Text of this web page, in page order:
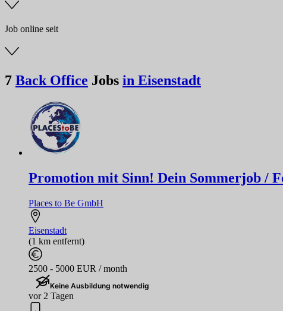
Job online seit
7 Back Office Jobs in Eisenstadt
Promotion mit Sinn! Dein Sommerjob /
Places to Be GmbH
Eisenstadt
(1 km entfernt)
2500 - 5000 EUR / month
Keine Ausbildung notwendig
vor 2 Tagen